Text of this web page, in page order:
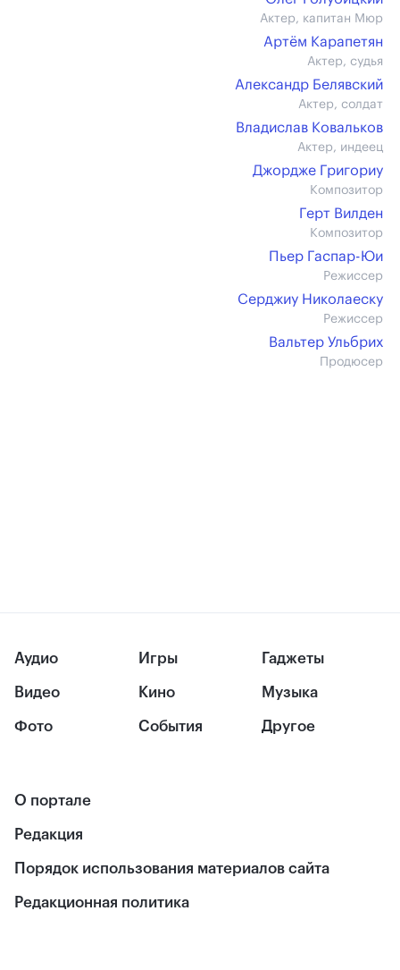
Актер, капитан Мюр
Артём Карапетян
Актер, судья
Александр Белявский
Актер, солдат
Владислав Ковальков
Актер, индеец
Джордже Григориу
Композитор
Герт Вилден
Композитор
Пьер Гаспар-Юи
Режиссер
Серджиу Николаеску
Режиссер
Вальтер Ульбрих
Продюсер
Аудио
Видео
Фото
Игры
Кино
События
Гаджеты
Музыка
Другое
О портале
Редакция
Порядок использования материалов сайта
Редакционная политика